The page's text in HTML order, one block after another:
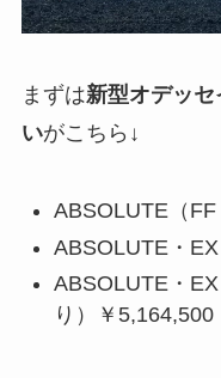
まずは新型オデッセ
いがこちら↓
ABSOLUTE（
ABSOLUTE・
ABSOLUTE・
り）￥5,164,500